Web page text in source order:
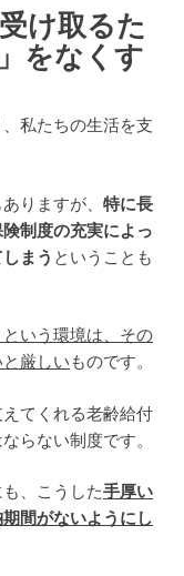
け取るた
をなくす
私たちの生活を支
りますが、 特に長
制度の充実によっ
まう ということも
いう環境は、その
厳しい ものです。
てくれる老齢給付
らない制度です。
、こうした手厚い
間がないようにし